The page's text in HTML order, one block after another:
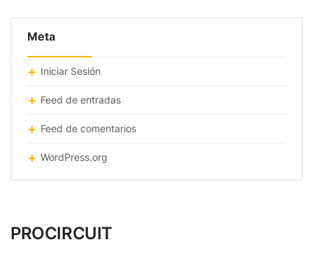
Meta
Iniciar Sesión
Feed de entradas
Feed de comentarios
WordPress.org
PROCIRCUIT